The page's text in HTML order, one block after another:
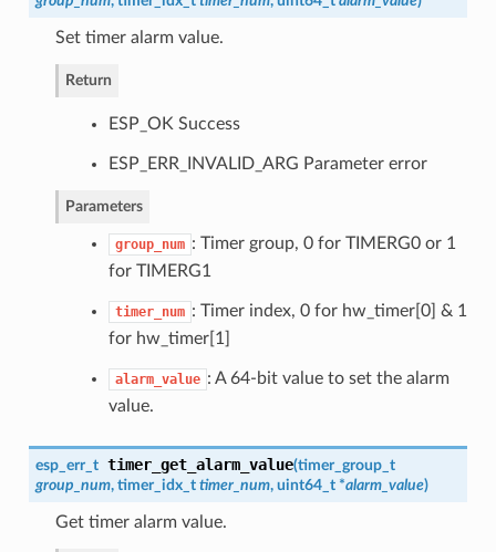
Set timer alarm value.
Return
ESP_OK Success
ESP_ERR_INVALID_ARG Parameter error
Parameters
group_num : Timer group, 0 for TIMERG0 or 1
for TIMERG1
timer_num : Timer index, 0 for hw_timer[0] & 1
for hw_timer[1]
alarm_value : A 64-bit value to set the alarm
value.
esp_err_t timer_get_alarm_value(timer_group_t
group_num, timer_idx_t timer_num, uint64_t *alarm_value)
Get timer alarm value.